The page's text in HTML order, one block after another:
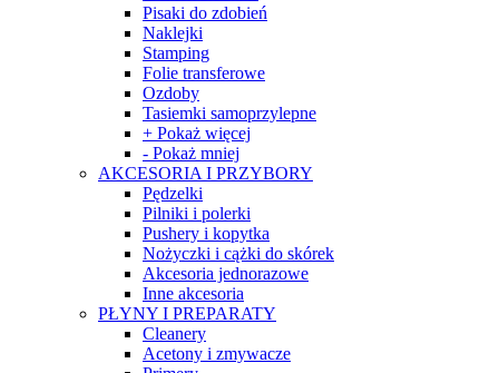
Pisaki do zdobień
Naklejki
Stamping
Folie transferowe
Ozdoby
Tasiemki samoprzylepne
+ Pokaż więcej
- Pokaż mniej
AKCESORIA I PRZYBORY
Pędzelki
Pilniki i polerki
Pushery i kopytka
Nożyczki i cążki do skórek
Akcesoria jednorazowe
Inne akcesoria
PŁYNY I PREPARATY
Cleanery
Acetony i zmywacze